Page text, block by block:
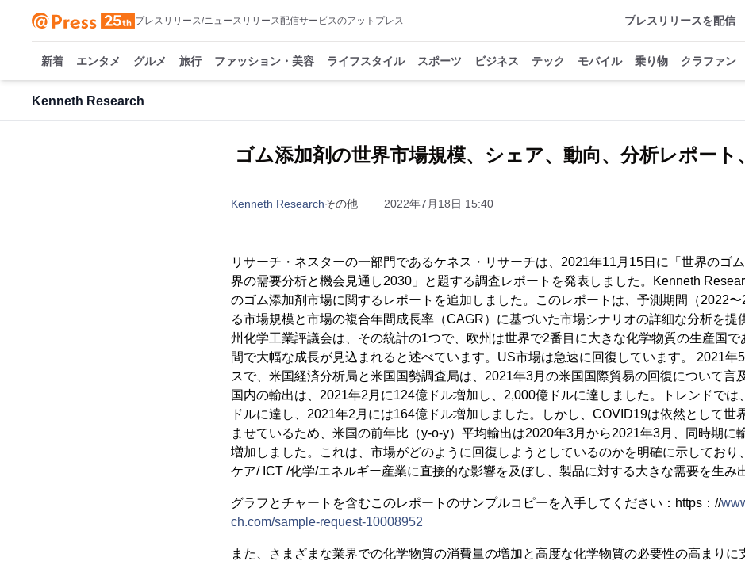
プレスリリース/ニュースリリース配信サービスのアットプレス プレスリリースを配信
新着 エンタメ グルメ 旅行 ファッション・美容 ライフスタイル スポーツ ビジネス テック モバイル 乗り物 クラファン
Kenneth Research
ゴム添加剤の世界市場規模、シェア、動向、分析レポート
Kenneth Researchその他 2022年7月18日 15:40
リサーチ・ネスターの一部門であるケネス・リサーチは、2021年11月15日に「世界のゴ
界の需要分析と機会見通し2030」と題する調査レポートを発表しました。Kenneth
のゴム添加剤市場に関するレポートを追加しました。このレポートは、予測期間（2022
る市場規模と市場の複合年間成長率（CAGR）に基づいた市場シナリオの詳細な分析を提
州化学工業評議会は、その統計の1つで、欧州は世界で2番目に大きな化学物質の生産国で
間で大幅な成長が見込まれると述べています。US市場は急速に回復しています。 2021年
スで、米国経済分析局と米国国勢調査局は、2021年3月の米国国際貿易の回復について言
国内の輸出は、2021年2月に124億ドル増加し、2,000億ドルに達しました。トレンドでは
ドルに達し、2021年2月には164億ドル増加しました。しかし、COVID19は依然として世
ませているため、米国の前年比（y-o-y）平均輸出は2020年3月から2021年3月、同時期に
増加しました。これは、市場がどのように回復しようとしているのかを明確に示しており
ケア/ ICT /化学/エネルギー産業に直接的な影響を及ぼし、製品に対する大きな需要を生み
グラフとチャートを含むこのレポートのサンプルコピーを入手してください：https：//
ch.com/sample-request-10008952
また、さまざまな業界での化学物質の消費量の増加と高度な化学物質の必要性の高まりに